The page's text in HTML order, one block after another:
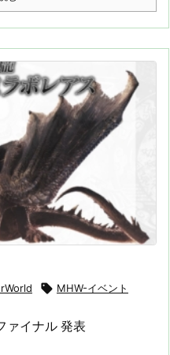
 MHW-イベント
ァイナル 発表